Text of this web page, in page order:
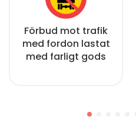
Förbud mot trafik
med fordon lastat
med farligt gods